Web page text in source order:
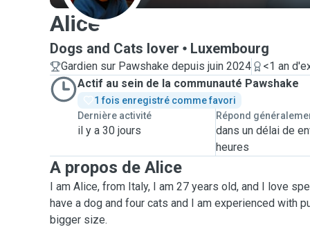
Alice
Dogs and Cats lover Luxembourg
Gardien sur Pawshake depuis juin 2024
<1 an
Actif au sein de la communauté Pawshake
1 fois enregistré comme favori
Dernière activité
il y a 30 jours
Répond
dans un délai de
heures
A propos de Alice
I am Alice, from Italy, I am 27 years old, and I love
have a dog and four cats and I am experienced with
bigger size.